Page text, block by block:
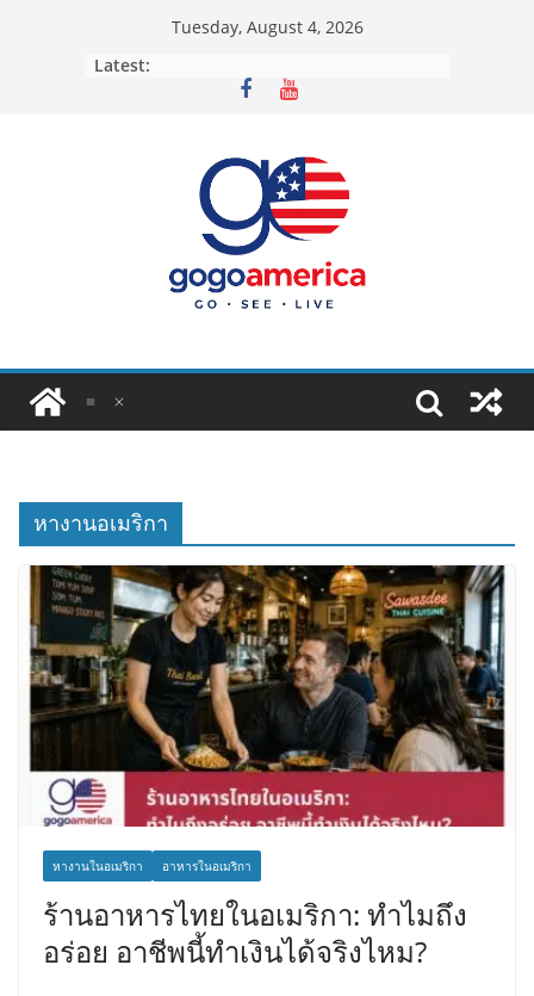
Tuesday, August 4, 2026
Latest:
หางานอเมริกา
หางานในอเมริกา อาหารในอเมริกา
ร้านอาหารไทยในอเมริกา: ทำไมถึง
อร่อย อาชีพนี้ทำเงินได้จริงไหม?